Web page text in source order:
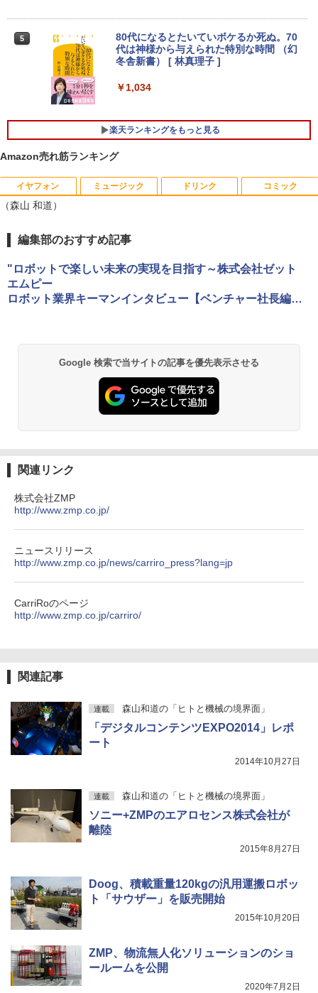
￥26,800
l N5095 FHD1920*1080IPS液晶 最大メ
ボード/Webカメラ /USB 3.0 /HDMI 5GW
IFI Bluetooth ノートパソコン
￥32,800
5
10世代 Core i5 メモリ16GB SSD256GB
Bluetooth HDMI カメラ Wi-Fi 15.6イン
4
【全品最大2500円OFFクーポン】【22イ
ンチ 液晶+新品キーボード＆新品無線マ
ウスセット】HP EliteDesk 800 G1 SFF
付き Windows11 メモリ8GB/16GB SSD
￥27,999
5
【正規永久版Office付き】NiPoGi ミニp
c Intel N5030 最大3.1Hz mini pc Windo
ニパソコン豊富なインターフェース USB
3.2/HDMI 2.0×2 高速2.4G/5GWi-Fi BT4.
4
アイ・オー・データ ワイド液晶ディスプ
レイ 21.5/23.8/27型 1920×1080/アナロ
グRGB HDMI/ブラック/スピーカー：あ
辺フレームレス
スプレイ フルHD(1920x1080) IPSパネル
VA249QGZ [23.8インチ]【PCモニター・
液晶ディスプレイ】【送料無料】
5
80代になるとたいていボケるか死ぬ。70
代は神様から与えられた特別な時間 （幻
冬舎新書） [ 林真理子 ]
￥1,034
楽天ランキングをもっと見る
Amazon売れ筋ランキング
イヤフォン
Anker Soundcore P40i オフホワイト
￥7,990
Anker Soundcore Liberty 5 ミッドナイトブ
【2026年アップグレード版】AOKIMI ワイヤ
軽量 ブルートゥースHi-Fi 最大36時間再生 ぶ
付き 防水 タッチ式音量調整 スポーツ/通勤/通
ミュージック
BRUCE WAYNE feat. Flo Milli, ATL Jacob
[Explicit]
￥250
￥250
On My Road (Stadium ver.)
On My Road (Stadium ver.)
￥250
￥250
ドリンク
【Amazon.co.jp限定】 い・ろ・は・す 2L P
ET ラベルレス ×8本
￥1,112
ットル (Smart Basic)
￥1,380
by Amazon 天然水ラベルレス 2L×9本
強炭酸水 ペットボトル 500ミリリットル (Sm
￥1,625
コカ・コーラ やかんの麦茶 from 爽健美茶 ラ
ベルレス 650mlPET×24本
コミック
薬屋のひとりごと 17巻 (デジタル版ビッグガ
ンガンコミックス)
￥770
￥832
ONE PIECE モノクロ版 115 (ジャンプコミッ
HUNTER×HUNTER モノクロ版 39 (ジャンプ
（森山 和道）
編集部のおすすめ記事
"ロボットで楽しい未来の実現を目指す～株式会社ゼット
エムピー
ロボット業界キーマンインタビュー【ベンチャー社長編】
Google 検索で当サイトの記事を優先表示させる
関連リンク
株式会社ZMP
http://www.zmp.co.jp/
ニュースリリース
http://www.zmp.co.jp/news/carriro_press?lang=jp
CarriRoのページ
http://www.zmp.co.jp/carriro/
関連記事
連載 森山和道の「ヒトと機械の境界面」
「デジタルコンテンツEXPO2014」レポ
ート
2014年10月27日
連載 森山和道の「ヒトと機械の境界面」
ソニー+ZMPのエアロセンス株式会社が
離陸
2015年8月27日
Doog、積載重量120kgの汎用運搬ロボッ
ト「サウザー」を販売開始
2015年10月20日
ZMP、物流無人化ソリューションのショ
ールームを公開
2020年7月2日